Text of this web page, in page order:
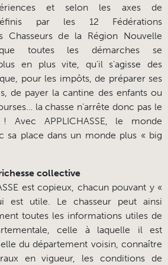
et selon les axes de
par les 12 Fédérations
Chasseurs de la Région Nouvelle
toutes les démarches se
en plus vite, qu’il s’agisse des
pour les impôts, de préparer ses
de payer la cantine des enfants ou
la chasse n’arrête donc pas le
Avec APPLICHASSE, le monde
sa place dans un monde plus « big
collective
est copieux, chacun pouvant y «
est utile. Le chasseur peut ainsi
toutes les informations utiles de
celle à laquelle il est
du département voisin, connaître
en vigueur, les conditions de